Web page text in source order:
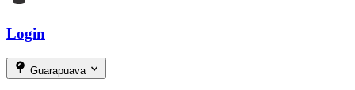
Login
Guarapuava